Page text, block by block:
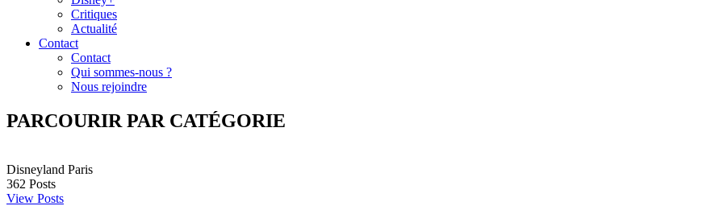
Critiques
Actualité
Contact
Contact
Qui sommes-nous ?
Nous rejoindre
PARCOURIR PAR CATÉGORIE
Disneyland Paris
362 Posts
View Posts